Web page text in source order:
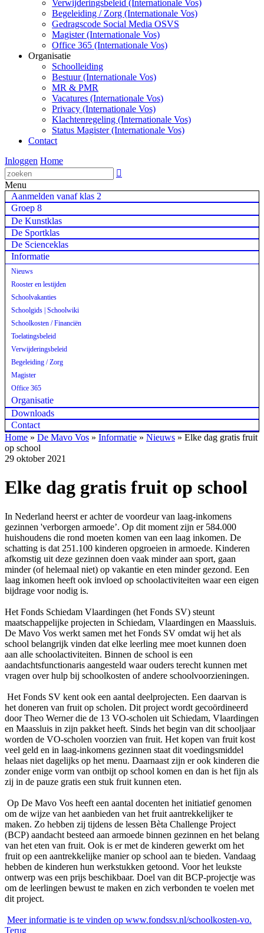
Verwijderingsbeleid (Internationale Vos)
Begeleiding / Zorg (Internationale Vos)
Gedragscode Social Media OSVS
Magister (Internationale Vos)
Office 365 (Internationale Vos)
Organisatie
Schoolleiding
Bestuur (Internationale Vos)
MR & PMR
Vacatures (Internationale Vos)
Privacy (Internationale Vos)
Klachtenregeling (Internationale Vos)
Status Magister (Internationale Vos)
Contact
Inloggen Home

Menu
Aanmelden vanaf klas 2
Groep 8
De Kunstklas
De Sportklas
De Scienceklas
Informatie
Nieuws
Rooster en lestijden
Schoolvakanties
Schoolgids | Schoolwiki
Schoolkosten / Financiën
Toelatingsbeleid
Verwijderingsbeleid
Begeleiding / Zorg
Magister
Office 365
Organisatie
Downloads
Contact
Home » De Mavo Vos » Informatie » Nieuws » Elke dag gratis fruit
op school
29 oktober 2021
Elke dag gratis fruit op school
In Nederland heerst er achter de voordeur van laag-inkomens
gezinnen 'verborgen armoede’. Op dit moment zijn er 584.000
huishoudens die rond moeten komen van een laag inkomen. De
schatting is dat 251.100 kinderen opgroeien in armoede. Kinderen
afkomstig uit deze gezinnen doen vaak minder aan sport, gaan
minder (of helemaal niet) op vakantie en eten minder gezond. Een
laag inkomen heeft ook invloed op schoolactiviteiten waar een eigen
bijdrage voor nodig is.
Het Fonds Schiedam Vlaardingen (het Fonds SV) steunt
maatschappelijke projecten in Schiedam, Vlaardingen en Maassluis.
De Mavo Vos werkt samen met het Fonds SV omdat wij het als
school belangrijk vinden dat elke leerling mee moet kunnen doen
aan alle schoolactiviteiten. Binnen de school is een
aandachtsfunctionaris aangesteld waar ouders terecht kunnen met
vragen over hulp bij schoolkosten of andere schoolvoorzieningen.
Het Fonds SV kent ook een aantal deelprojecten. Een daarvan is
het doneren van fruit op scholen. Dit project wordt gecoördineerd
door Theo Werner die de 13 VO-scholen uit Schiedam, Vlaardingen
en Maassluis in zijn pakket heeft. Sinds het begin van dit schooljaar
worden de VO-scholen voorzien van fruit. Het kopen van fruit kost
veel geld en in laag-inkomens gezinnen staat dit voedingsmiddel
helaas niet dagelijks op het menu. Daarnaast zijn er ook kinderen die
zonder enige vorm van ontbijt op school komen en dan is het fijn als
zij in de pauze gratis een stuk fruit kunnen eten.
Op De Mavo Vos heeft een aantal docenten het initiatief genomen
om de wijze van het aanbieden van het fruit aantrekkelijker te
maken. Zo hebben zij tijdens de lessen Bèta Challenge Project
(BCP) aandacht besteed aan armoede binnen gezinnen en het belang
van het eten van fruit. Ook is er met de kinderen gewerkt om het
fruit op een aantrekkelijke manier op school aan te bieden. Vandaag
hebben de kinderen hun werkstukken getoond. Voor het leukste
ontwerp was een prijs beschikbaar. Doel van dit BCP-projectje was
om de leerlingen bewust te maken en zich verbonden te voelen met
dit project.
Meer informatie is te vinden op www.fondssv.nl/schoolkosten-vo.
Terug